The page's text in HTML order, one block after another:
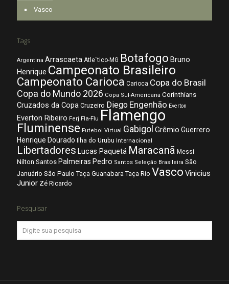
Vasco
Tags
Argentina Arrascaeta Atle´tico-MG Botafogo Bruno
Henrique Campeonato Brasileiro
Campeonato Carioca Carioca Copa do Brasil
Copa do Mundo 2026 Copa Sul-Americana Corinthians
Cruzados da Copa Cruzeiro Diego Engenhão Everton
Everton Ribeiro Ferj Fla-Flu Flamengo
Fluminense Futebol Virtual Gabigol Grêmio Guerrero
Henrique Dourado Ilha do Urubu Internacional
Libertadores Lucas Paquetá Maracanã Messi
Nilton Santos Palmeiras Pedro Santos Seleção Brasileira São
Januário São Paulo Taça Guanabara Taça Rio Vasco Vinicius
Junior Zé Ricardo
Pesquisar